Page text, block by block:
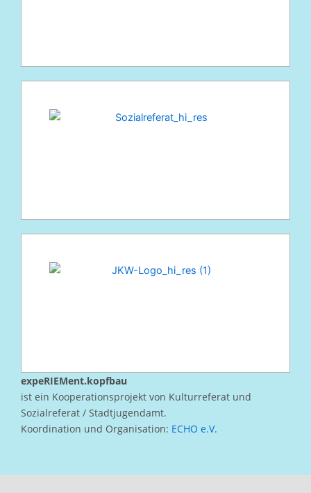
expeRIEMent.kopfbau
ist ein Kooperationsprojekt von Kulturreferat und
Sozialreferat / Stadtjugendamt.
Koordination und Organisation: ECHO e.V.